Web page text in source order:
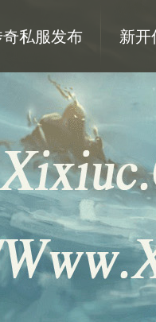
奇私服发布 新开